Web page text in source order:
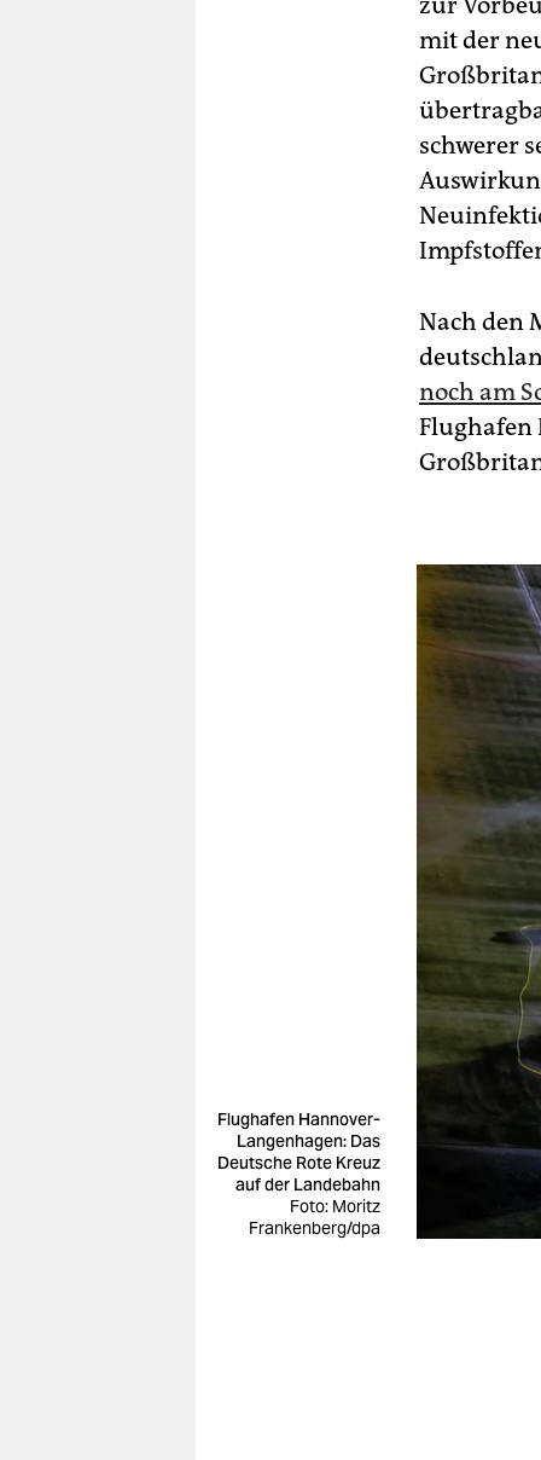
mit der
schwerer
Nach den
noch am
Flughafen
Flughafen Hannover-
Langenhagen: Das
Deutsche Rote Kreuz
auf der Landebahn
Foto: Moritz
Frankenberg/dpa